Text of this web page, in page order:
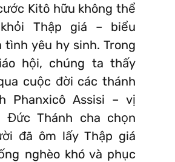
Kitô hữu không thể
Thập giá – biểu
yêu hy sinh. Trong
hội, chúng ta thấy
cuộc đời các thánh
Phanxicô Assisi – vị
Đức Thánh cha chọn
đã ôm lấy Thập giá
nghèo khó và phục